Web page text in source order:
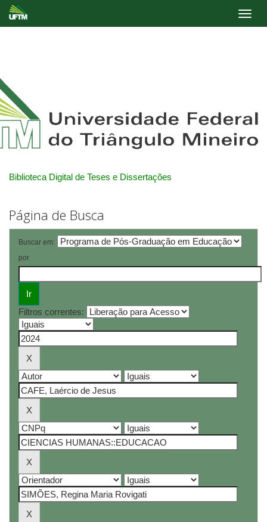
Biblioteca Digital de Teses e Dissertações
Página de Busca
Buscar em:
por
Filtros correntes: